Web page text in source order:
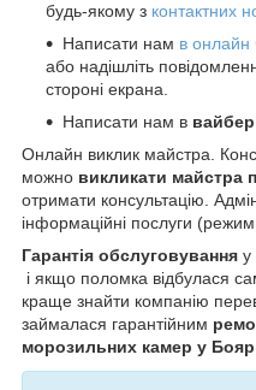
будь-якому з контактних
Написати нам в онлайн
або надішліть
стороні екрана.
Написати нам в
Онлайн виклик майстра.
можно викликати майстра
отримати консультацію.
інформаційні послуги
Гарантія обслуговування у
і якщо поломка відбулася
краще знайти компанію
займалася гарантійним
морозильних камер у